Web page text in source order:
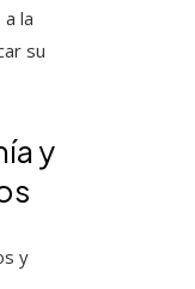
la
su
y
y